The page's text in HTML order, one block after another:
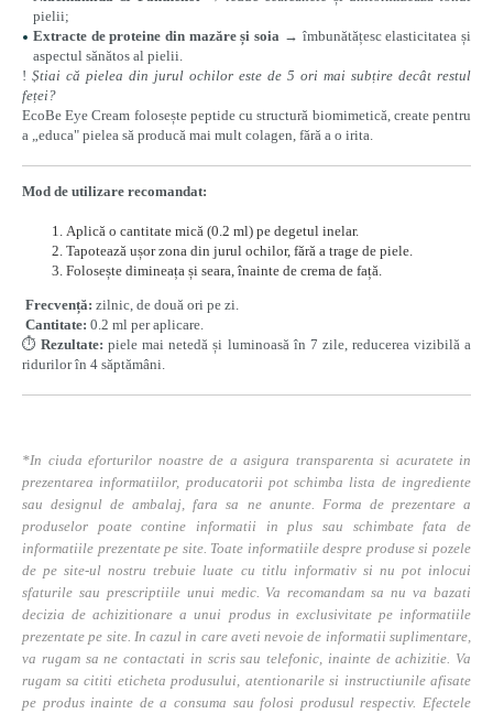
pielii;
Extracte de proteine din mazăre și soia → îmbunătățesc elasticitatea și
aspectul sănătos al pielii.
! Știai că pielea din jurul ochilor este de 5 ori mai subțire decât restul
feței?
EcoBe Eye Cream folosește peptide cu structură biomimetică, create pentru
a „educa" pielea să producă mai mult colagen, fără a o irita.
Mod de utilizare recomandat:
Aplică o cantitate mică (0.2 ml) pe degetul inelar.
Tapotează ușor zona din jurul ochilor, fără a trage de piele.
Folosește dimineața și seara, înainte de crema de față.
Frecvență: zilnic, de două ori pe zi.
Cantitate: 0.2 ml per aplicare.
⏱️Rezultate: piele mai netedă și luminoasă în 7 zile, reducerea vizibilă a
ridurilor în 4 săptămâni.
*In ciuda eforturilor noastre de a asigura transparenta si acuratete in
prezentarea informatiilor, producatorii pot schimba lista de ingrediente
sau designul de ambalaj, fara sa ne anunte. Forma de prezentare a
produselor poate contine informatii in plus sau schimbate fata de
informatiile prezentate pe site. Toate informatiile despre produse si pozele
de pe site-ul nostru trebuie luate cu titlu informativ si nu pot inlocui
sfaturile sau prescriptiile unui medic. Va recomandam sa nu va bazati
decizia de achizitionare a unui produs in exclusivitate pe informatiile
prezentate pe site. In cazul in care aveti nevoie de informatii suplimentare,
va rugam sa ne contactati in scris sau telefonic, inainte de achizitie. Va
rugam sa cititi eticheta produsului, atentionarile si instructiunile afisate
pe produs inainte de a consuma sau folosi produsul respectiv. Efectele